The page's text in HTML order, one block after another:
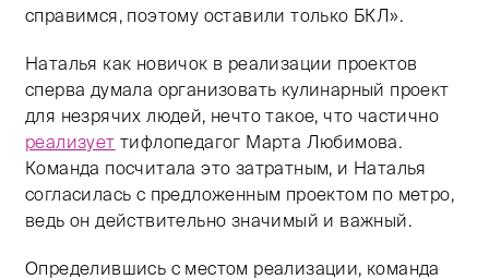
справимся, поэтому оставили только БКЛ».
Наталья как новичок в реализации проектов
сперва думала организовать кулинарный проект
для незрячих людей, нечто такое, что частично
реализует тифлопедагог Марта Любимова.
Команда посчитала это затратным, и Наталья
согласилась с предложенным проектом по метро,
ведь он действительно значимый и важный.
Определившись с местом реализации, команда